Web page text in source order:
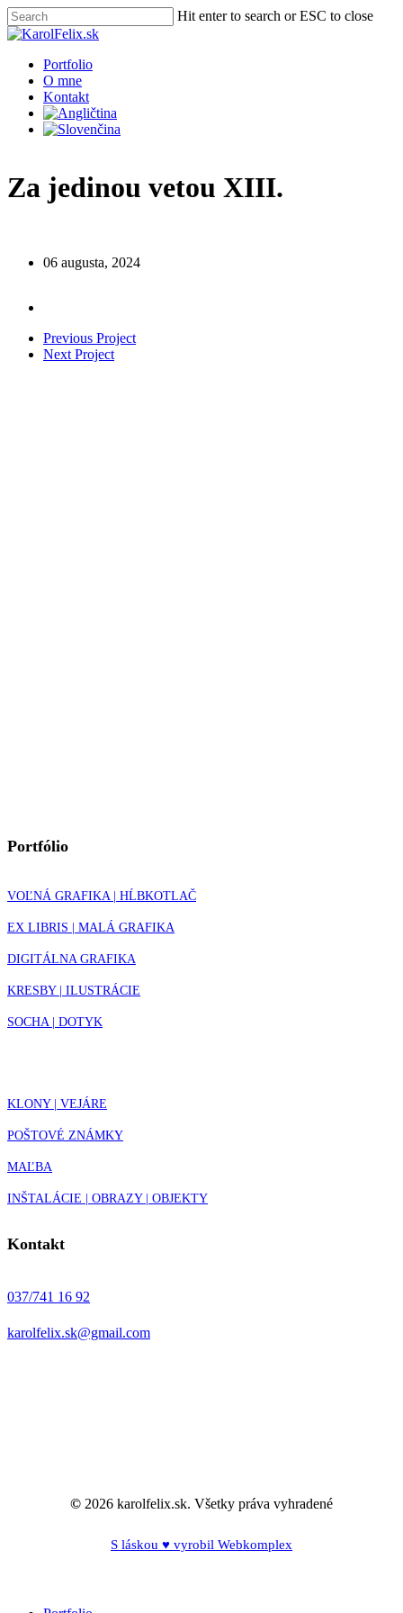
Skip
to
content
Hit enter to search or ESC to close
Close
Menu
Portfolio
O mne
Kontakt
Za jedinou vetou XIII.
06 augusta, 2024
Previous Project
Next Project
Portfólio
VOĽNÁ GRAFIKA | HĹBKOTLAČ
EX LIBRIS | MALÁ GRAFIKA
DIGITÁLNA GRAFIKA
KRESBY | ILUSTRÁCIE
SOCHA | DOTYK
KLONY | VEJÁRE
POŠTOVÉ ZNÁMKY
MAĽBA
INŠTALÁCIE | OBRAZY | OBJEKTY
Kontakt
037/741 16 92
karolfelix.sk@gmail.com
© 2026 karolfelix.sk. Všetky práva vyhradené
S láskou ♥ vyrobil Webkomplex